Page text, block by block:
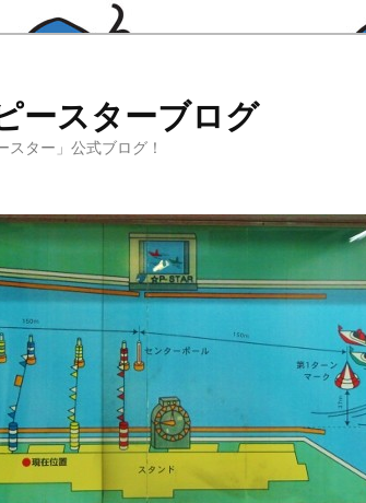
ースターブログ
ター」公式ブログ！